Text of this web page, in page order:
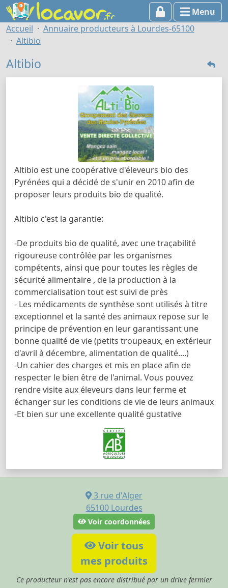
Menu
Accueil
Annuaire producteurs à Lourdes-65100
Altibio
Altibio
Altibio est une coopérative d'éleveurs bio des
Pyrénées qui a décidé de s'unir en 2010 afin de
proposer leurs produits bio de qualité.
Altibio c'est la garantie:
-De produits bio de qualité, avec une traçabilité
rigoureuse contrôlée par les organismes
compétents, ainsi que pour toutes les règles de
sécurité alimentaire , de la production à la
commercialisation tout est suivi de près
- Les médicaments de synthèse sont utilisés à titre
exceptionnel et la santé des animaux repose sur le
principe de prévention en leur garantissant une
bonne qualité de vie (petits troupeaux, en extérieur
d'avril à décembre, alimentation de qualité....)
-Un cahier des charges et mis en place afin de
respecter le bien être de l'animal. Vous pouvez
rendre visite aux éleveurs dans leur ferme et
échanger sur les conditions de vie de leurs animaux
-Et bien sur une excellente qualité gustative
3 rue d'Alger
65100 Lourdes
Voir coordonnées
Voir tous
mes produits
Ce producteur n'est pas encore distribué par un drive fermier